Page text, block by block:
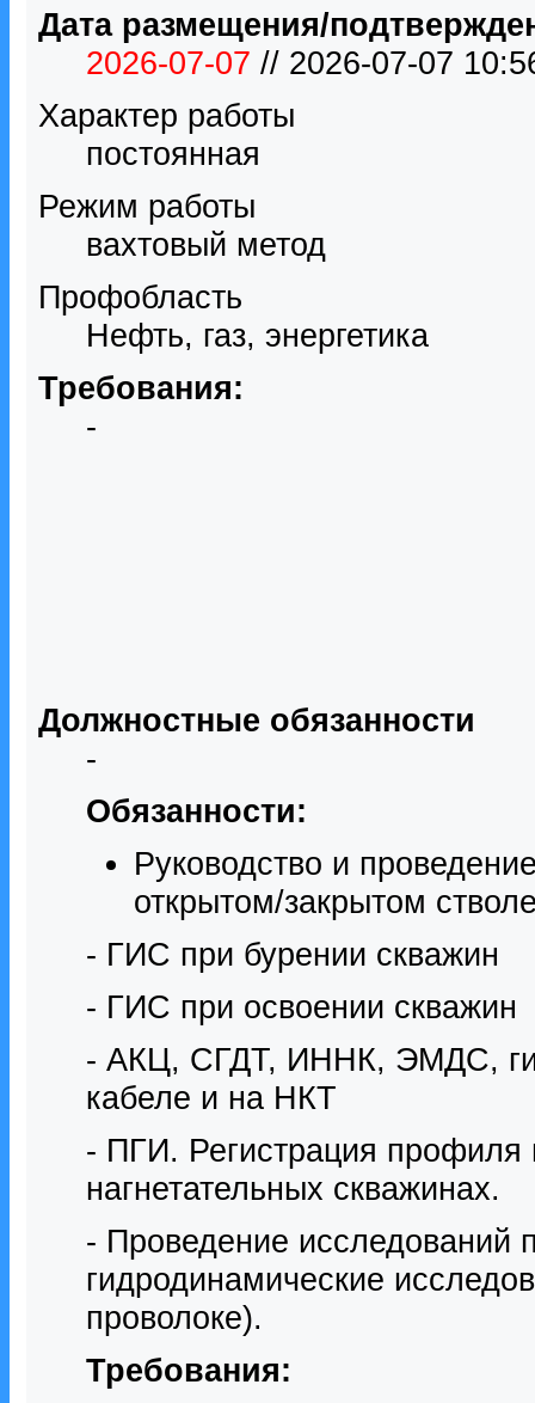
Дата размещения/
2026-07-07 // 2026-07-07
Характер работы
постоянная
Режим работы
вахтовый метод
Профобласть
Нефть, газ, энергетика
Требования:
-
Должностные обязанности
-
Обязанности:
Руководство и
открытом/закрытом
- ГИС при бурении скважин
- ГИС при освоении скважин
- АКЦ, СГДТ, ИННК, ЭМДС,
кабеле и на НКТ
- ПГИ. Регистрация
нагнетательных скважинах.
- Проведение исследований
гидродинамические
проволоке).
Требования: